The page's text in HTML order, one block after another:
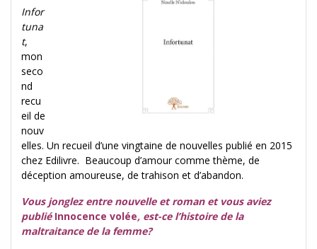
Infor
tuna
t,
mon
seco
nd
recu
eil de
nouv
elles. Un recueil d’une vingtaine de nouvelles publié en 2015
chez Edilivre. Beaucoup d’amour comme thème, de
déception amoureuse, de trahison et d’abandon.
Vous jonglez entre nouvelle et roman et vous aviez
publiéInnocence volée, est-ce l’histoire de la
maltraitance de la femme?